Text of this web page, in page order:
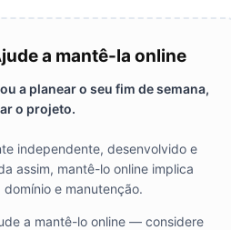
a mantê-la online
a planear o seu fim de semana,
o projeto.
independente, desenvolvido e
assim, mantê-lo online implica
e manutenção.
a mantê-lo online — considere